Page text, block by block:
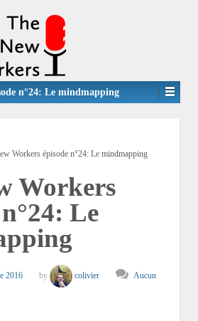
n°24: Le mindmapping
Workers épisode n°24: Le mindmapping
Workers
Le
2016 by colivier
Aucun